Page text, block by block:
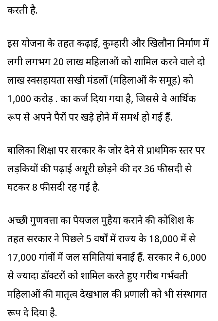
करती है.
इस योजना के तहत कढ़ाई, कुम्हारी और खिलौना निर्माण में
लगी लगभग 20 लाख महिलाओं को शामिल करने वाले दो
लाख स्वसहायता सखी मंडलों (महिलाओं के समूह) को
1,000 करोड़ रु. का कर्ज दिया गया है, जिससे वे आर्थिक
रूप से अपने पैरों पर खड़े होने में समर्थ हो गई हैं.
बालिका शिक्षा पर सरकार के जोर देने से प्राथमिक स्तर पर
लड़कियों की पढ़ाई अधूरी छोड़ने की दर 36 फीसदी से
घटकर 8 फीसदी रह गई है.
अच्छी गुणवत्ता का पेयजल मुहैया कराने की कोशिश के
तहत सरकार ने पिछले 5 वर्षों में राज्‍य के 18,000 में से
17,000 गांवों में जल समितियां बनाई हैं. सरकार ने 6,000
से ज्‍यादा डॉक्टरों को शामिल करते हुए गरीब गर्भवती
महिलाओं की मातृत्व देखभाल की प्रणाली को भी संस्थागत
रूप दे दिया है.